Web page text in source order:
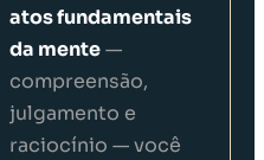
atos fundamentais
da mente —
compreensão,
julgamento e
raciocínio — você